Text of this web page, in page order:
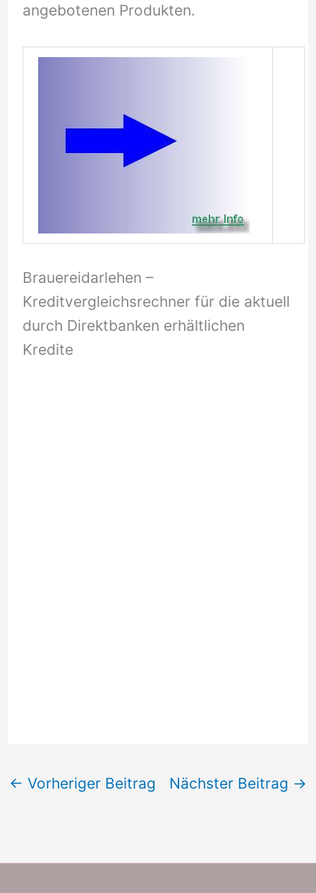
angebotenen Produkten.
Brauereidarlehen –
Kreditvergleichsrechner für die aktuell
durch Direktbanken erhältlichen
Kredite
← Vorheriger Beitrag Nächster Beitrag →